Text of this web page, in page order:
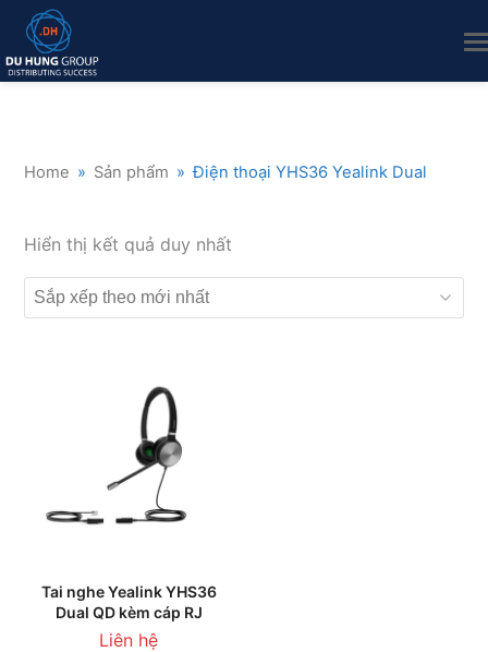
Home » Sản phẩm » Điện thoại YHS36 Yealink Dual
Hiển thị kết quả duy nhất
Tai nghe Yealink YHS36
Dual QD kèm cáp RJ
Liên hệ